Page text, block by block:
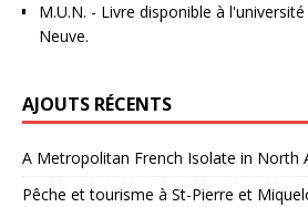
M.U.N. - Livre disponible à
Neuve.
AJOUTS RÉCENTS
A Metropolitan French Isolate in North
Pêche et tourisme à St-Pierre et